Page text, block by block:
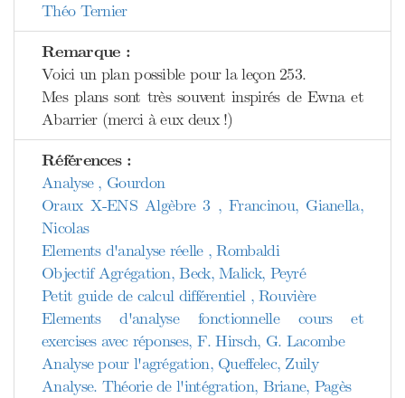
Théo Ternier
Remarque :
Voici un plan possible pour la leçon 253.
Mes plans sont très souvent inspirés de Ewna et
Abarrier (merci à eux deux !)
Références :
Analyse , Gourdon
Oraux X-ENS Algèbre 3 , Francinou, Gianella,
Nicolas
Elements d'analyse réelle , Rombaldi
Objectif Agrégation, Beck, Malick, Peyré
Petit guide de calcul différentiel , Rouvière
Elements d'analyse fonctionnelle cours et
exercises avec réponses, F. Hirsch, G. Lacombe
Analyse pour l'agrégation, Queffelec, Zuily
Analyse. Théorie de l'intégration, Briane, Pagès